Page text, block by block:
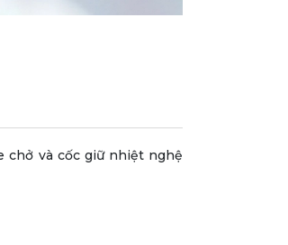
chở và cốc giữ nhiệt nghệ